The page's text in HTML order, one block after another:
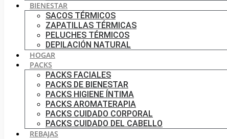
BIENESTAR
SACOS TÉRMICOS
ZAPATILLAS TÉRMICAS
PELUCHES TÉRMICOS
DEPILACIÓN NATURAL
HOGAR
PACKS
PACKS FACIALES
PACKS DE BIENESTAR
PACKS HIGIENE ÍNTIMA
PACKS AROMATERAPIA
PACKS CUIDADO CORPORAL
PACKS CUIDADO DEL CABELLO
REBAJAS